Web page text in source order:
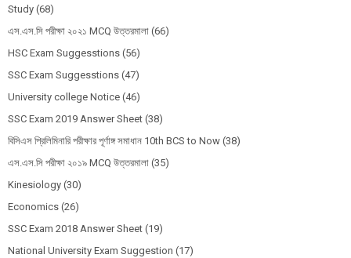
Study (68)
এস.এস.সি পরীক্ষা ২০২১ MCQ উত্তরমালা (66)
HSC Exam Suggesstions (56)
SSC Exam Suggesstions (47)
University college Notice (46)
SSC Exam 2019 Answer Sheet (38)
বিসিএস প্রিলিমিনারি পরীক্ষার পূর্ণাঙ্গ সমাধান 10th BCS to Now (38)
এস.এস.সি পরীক্ষা ২০১৯ MCQ উত্তরমালা (35)
Kinesiology (30)
Economics (26)
SSC Exam 2018 Answer Sheet (19)
National University Exam Suggestion (17)